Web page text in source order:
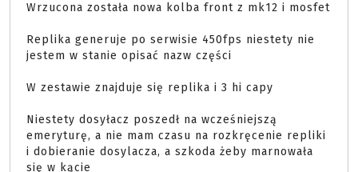
Wrzucona została nowa kolba front z mk12 i mosfet
Replika generuje po serwisie 450fps niestety nie
jestem w stanie opisać nazw części
W zestawie znajduje się replika i 3 hi capy
Niestety dosyłacz poszedł na wcześniejszą
emeryturę, a nie mam czasu na rozkręcenie repliki
i dobieranie dosylacza, a szkoda żeby marnowała
się w kącie